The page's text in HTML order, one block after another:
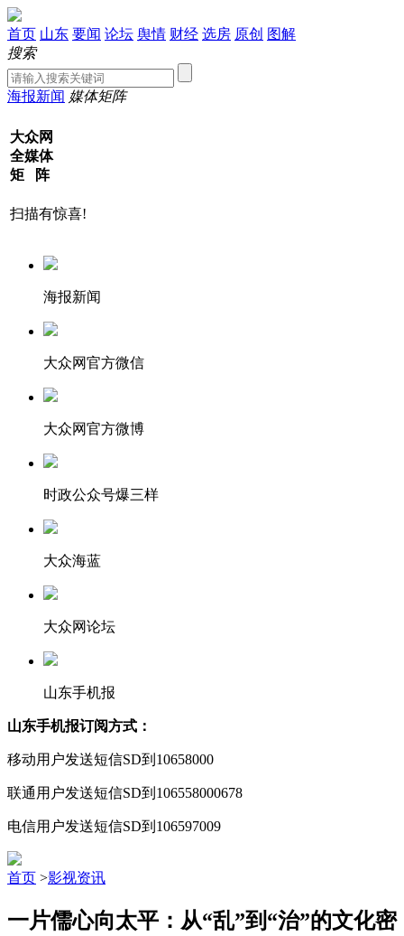
首页 山东 要闻 论坛 舆情 财经 选房 原创 图解
搜索
海报新闻 媒体矩阵
大众网
全媒体
矩 阵
扫描有惊喜!
海报新闻
大众网官方微信
大众网官方微博
时政公众号爆三样
大众海蓝
大众网论坛
山东手机报
山东手机报订阅方式：
移动用户发送短信SD到10658000
联通用户发送短信SD到106558000678
电信用户发送短信SD到106597009
首页 >影视资讯
一片儒心向太平：从“乱”到“治”的文化密